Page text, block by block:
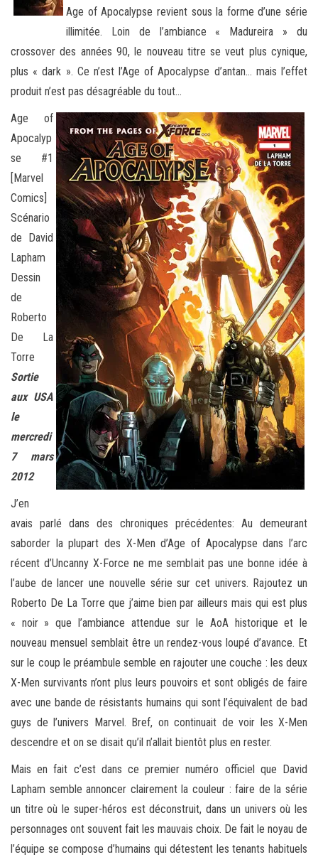
Age of Apocalypse revient sous la forme d’une série
illimitée. Loin de l’ambiance « Madureira » du
crossover des années 90, le nouveau titre se veut plus cynique,
plus « dark ». Ce n’est l’Age of Apocalypse d’antan… mais l’effet
produit n’est pas désagréable du tout…
Age of
Apocalyp
se #1
[Marvel
Comics]
Scénario
de David
Lapham
Dessin
de
Roberto
De La
Torre
Sortie
aux USA
le
mercredi
7 mars
2012
J’en
avais parlé dans des chroniques précédentes: Au demeurant
saborder la plupart des X-Men d’Age of Apocalypse dans l’arc
récent d’Uncanny X-Force ne me semblait pas une bonne idée à
l’aube de lancer une nouvelle série sur cet univers. Rajoutez un
Roberto De La Torre que j’aime bien par ailleurs mais qui est plus
« noir » que l’ambiance attendue sur le AoA historique et le
nouveau mensuel semblait être un rendez-vous loupé d’avance. Et
sur le coup le préambule semble en rajouter une couche : les deux
X-Men survivants n’ont plus leurs pouvoirs et sont obligés de faire
avec une bande de résistants humains qui sont l’équivalent de bad
guys de l’univers Marvel. Bref, on continuait de voir les X-Men
descendre et on se disait qu’il n’allait bientôt plus en rester.
Mais en fait c’est dans ce premier numéro officiel que David
Lapham semble annoncer clairement la couleur : faire de la série
un titre où le super-héros est déconstruit, dans un univers où les
personnages ont souvent fait les mauvais choix. De fait le noyau de
l’équipe se compose d’humains qui détestent les tenants habituels